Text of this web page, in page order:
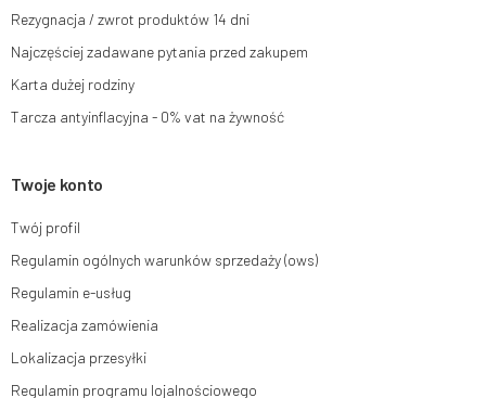
Więcej informacji:www.mouton.pl/ODO
Rezygnacja / zwrot produktów 14 dni
Najczęściej zadawane pytania przed zakupem
Karta dużej rodziny
Tarcza antyinflacyjna - 0% vat na żywność
Twoje konto
Twój profil
Regulamin ogólnych warunków sprzedaży (ows)
Regulamin e-usług
Realizacja zamówienia
Lokalizacja przesyłki
Regulamin programu lojalnościowego